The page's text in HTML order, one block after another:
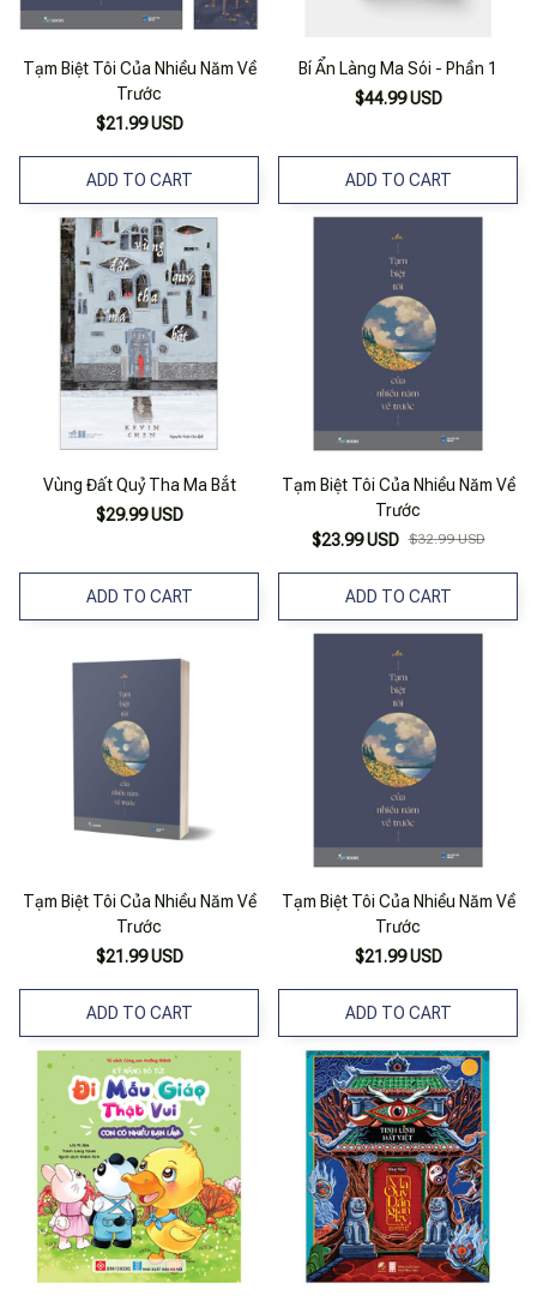
Tạm Biệt Tôi Của Nhiều Năm Về
Trước
$21.99 USD
ADD TO CART
Bí Ẩn Làng Ma Sói - Phần 1
$44.99 USD
ADD TO CART
Vùng Đất Quỷ Tha Ma Bắt
$29.99 USD
ADD TO CART
Tạm Biệt Tôi Của Nhiều Năm Về
Trước
$23.99 USD $32.99 USD
ADD TO CART
Tạm Biệt Tôi Của Nhiều Năm Về
Trước
$21.99 USD
ADD TO CART
Tạm Biệt Tôi Của Nhiều Năm Về
Trước
$21.99 USD
ADD TO CART